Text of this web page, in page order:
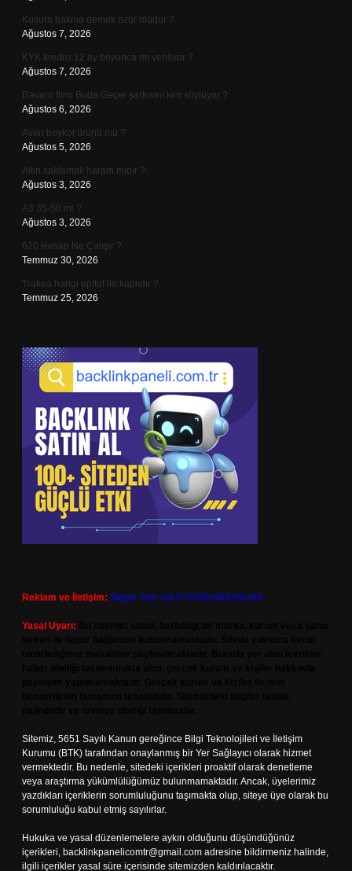
Kusura bakma demek özür müdür ?
Ağustos 7, 2026
KYK kredisi 12 ay boyunca mı veriliyor ?
Ağustos 7, 2026
Davaro filmi Buda Geçer şarkısını kim söylüyor ?
Ağustos 6, 2026
Aven boykot ürünü mü ?
Ağustos 5, 2026
Altın saklamak haram mıdır ?
Ağustos 3, 2026
A3 35-50 mi ?
Ağustos 3, 2026
620 Hesap Ne Çalışır ?
Temmuz 30, 2026
Trakea hangi epitel ile kaplıdır ?
Temmuz 25, 2026
Reklam ve İletişim: Skype: live:.cid.575569c608265c69
Yasal Uyarı:
Sitemiz, 5651 Sayılı Kanun gereğince Bilgi Teknolojileri ve İletişim
Kurumu (BTK) tarafından onaylanmış bir Yer Sağlayıcı olarak hizmet
vermektedir. Bu nedenle, sitedeki içerikleri proaktif olarak denetleme
veya araştırma yükümlülüğümüz bulunmamaktadır. Ancak, üyelerimiz
yazdıkları içeriklerin sorumluluğunu taşımakta olup, siteye üye olarak bu
sorumluluğu kabul etmiş sayılırlar.
Hukuka ve yasal düzenlemelere aykırı olduğunu düşündüğünüz
içerikleri, backlinkpanelicomtr@gmail.com adresine bildirmeniz halinde,
ilgili içerikler yasal süre içerisinde sitemizden kaldırılacaktır.